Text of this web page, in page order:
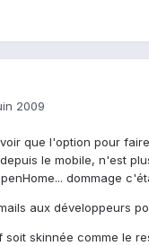
2009
que l'option pour
le mobile, n'est
dommage
aux développeurs
skinnée comme le